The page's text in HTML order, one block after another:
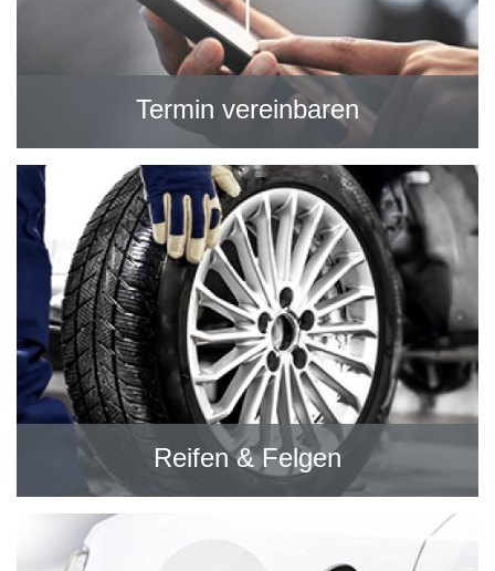
Termin vereinbaren
Reifen & Felgen